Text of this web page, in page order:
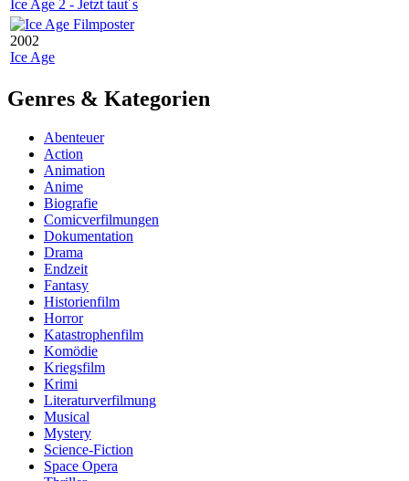
Ice Age 2 - Jetzt taut´s
2002
Ice Age
Genres & Kategorien
Abenteuer
Action
Animation
Anime
Biografie
Comicverfilmungen
Dokumentation
Drama
Endzeit
Fantasy
Historienfilm
Horror
Katastrophenfilm
Komödie
Kriegsfilm
Krimi
Literaturverfilmung
Musical
Mystery
Science-Fiction
Space Opera